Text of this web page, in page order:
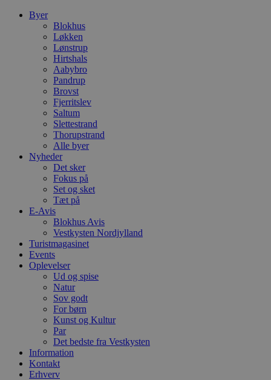
Byer
Blokhus
Løkken
Lønstrup
Hirtshals
Aabybro
Pandrup
Brovst
Fjerritslev
Saltum
Slettestrand
Thorupstrand
Alle byer
Nyheder
Det sker
Fokus på
Set og sket
Tæt på
E-Avis
Blokhus Avis
Vestkysten Nordjylland
Turistmagasinet
Events
Oplevelser
Ud og spise
Natur
Sov godt
For børn
Kunst og Kultur
Par
Det bedste fra Vestkysten
Information
Kontakt
Erhverv